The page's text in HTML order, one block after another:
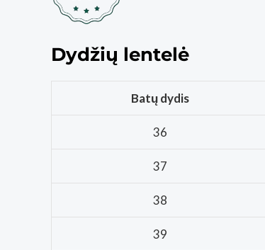
Dydžių lentelė
Batų dydis
36
37
38
39